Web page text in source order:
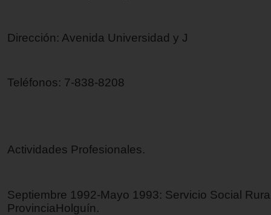
Dirección: Avenida Universidad y J
Teléfonos: 7-838-8208
Actividades Profesionales.
Septiembre 1992-Mayo 1993: Servicio Social
ProvinciaHolguín.